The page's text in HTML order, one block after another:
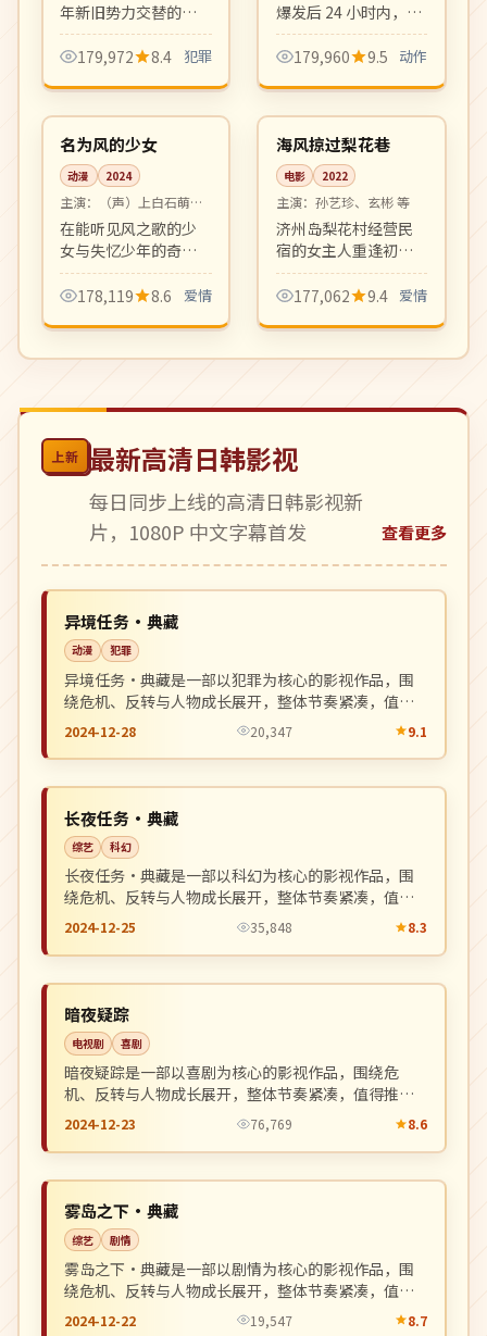
年新旧势力交替的腥
风血雨。港式硬派警
匪犯罪片，对白与镜
招牌之作。
179,972 8.4 犯罪
爆发后 24 小时内，重
案组与神秘恐怖组织
斗智斗勇。港式硬动
战戏精彩刺激。
179,960 9.5 动作
日本
4K 99:01
名为风的少女
动漫 2024
主演：
（声）上白石萌
音、神木隆之介 等
在能听见风之歌的少
女与失忆少年的奇幻
邂逅。新海诚最新力
作，画面与音乐震
影的现象级佳作。
178,119 8.6 爱情
韩国
高分 99:08
海风掠过梨花巷
电影 2022
主演： 孙艺珍、玄彬 等
济州岛梨花村经营民
宿的女主人重逢初
恋，海风、咖啡与旧
信件一同唤醒被搁置
影唯美，叙事克制，
浪漫细腻的成人爱情
177,062 9.4 爱情
上新 最新高清日韩影视
每日同步上线的高清日韩影视新
片，1080P 中文字幕首发
查看更多
韩国
连载中
异境任务·典藏
动漫 犯罪
异境任务·典藏是一部以犯罪为核心的影视作品，围
绕危机、反转与人物成长展开，整体节奏紧凑，值得
推荐观看。
2024-12-28 20,347 9.1
美国
长夜任务·典藏
综艺 科幻
长夜任务·典藏是一部以科幻为核心的影视作品，围
绕危机、反转与人物成长展开，整体节奏紧凑，值得
推荐观看。
2024-12-25 35,848 8.3
中国
暗夜疑踪
电视剧 喜剧
暗夜疑踪是一部以喜剧为核心的影视作品，围绕危
机、反转与人物成长展开，整体节奏紧凑，值得推荐
观看。
2024-12-23 76,769 8.6
日本
雾岛之下·典藏
综艺 剧情
雾岛之下·典藏是一部以剧情为核心的影视作品，围
绕危机、反转与人物成长展开，整体节奏紧凑，值得
推荐观看。
2024-12-22 19,547 8.7